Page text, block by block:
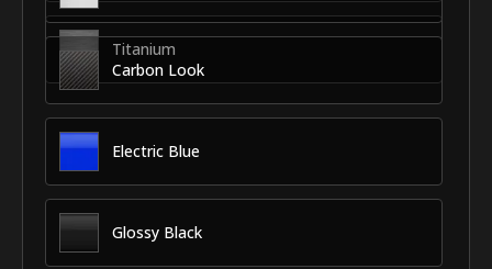
Titanium
Carbon Look
Electric Blue
Glossy Black